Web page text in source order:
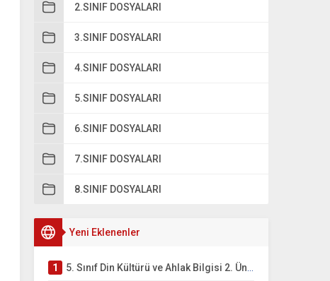
2.SINIF DOSYALARI
3.SINIF DOSYALARI
4.SINIF DOSYALARI
5.SINIF DOSYALARI
6.SINIF DOSYALARI
7.SINIF DOSYALARI
8.SINIF DOSYALARI
Yeni Eklenenler
1 5. Sınıf Din Kültürü ve Ahlak Bilgisi 2. Ünite: Kur’an-ı Kerim Çalışmaları